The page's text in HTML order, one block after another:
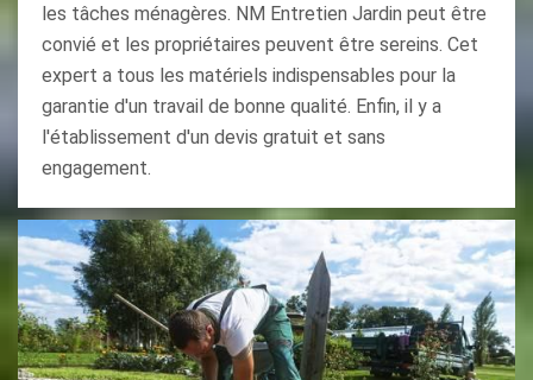
les tâches ménagères. NM Entretien Jardin peut être
convié et les propriétaires peuvent être sereins. Cet
expert a tous les matériels indispensables pour la
garantie d'un travail de bonne qualité. Enfin, il y a
l'établissement d'un devis gratuit et sans
engagement.